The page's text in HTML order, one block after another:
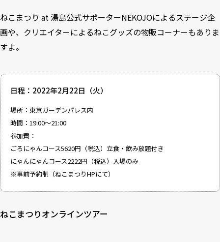
ねこまつり at 湯島公式サポーターNEKOJOによるステージ企
画や、クリエイターによるねこグッズの物販コーナーもありま
すよ。
日程：2022年2月22日（火）
場所：東京ガーデンパレス内
時間：19:00～21:00
参加費：
ごろにゃんコース5620円（税込）立食・飲み放題付き
にゃんにゃんコース2222円（税込）入場のみ
※事前予約制（ねこまつりHPにて）
ねこまつりオンラインツアー